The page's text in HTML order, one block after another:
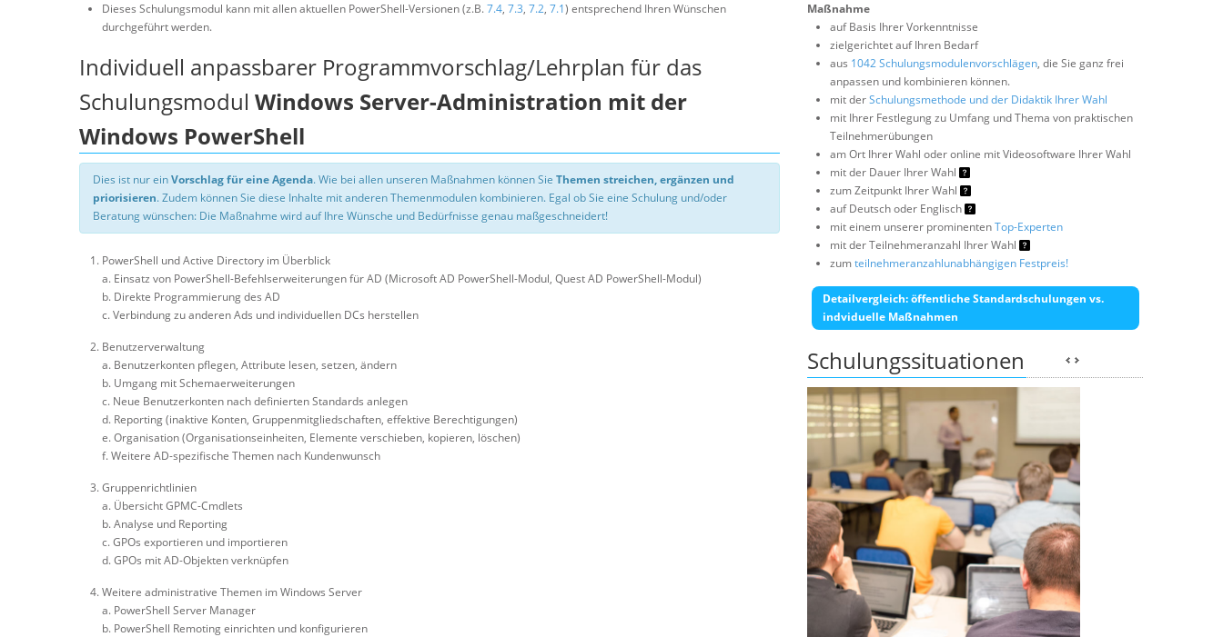
Dieses Schulungsmodul kann mit allen aktuellen PowerShell-Versionen (z.B.7.4, 7.3, 7.2, 7.1) entsprechend Ihren Wünschen
durchgeführt werden.
Individuell anpassbarer Programmvorschlag/Lehrplan für das
Schulungsmodul Windows Server-Administration mit der
Windows PowerShell
Dies ist nur einVorschlag für eine Agenda. Wie bei allen unseren Maßnahmen können Sie Themen streichen, ergänzen und
priorisieren. Zudem können Sie diese Inhalte mit anderen Themenmodulen kombinieren. Egal ob Sie eine Schulung und/oder
Beratung wünschen: Die Maßnahme wird auf Ihre Wünsche und Bedürfnisse genau maßgeschneidert!
PowerShell und Active Directory im Überblick
a. Einsatz von PowerShell-Befehlserweiterungen für AD (Microsoft AD PowerShell-Modul, Quest AD PowerShell-Modul)
b. Direkte Programmierung des AD
c. Verbindung zu anderen Ads und individuellen DCs herstellen
Benutzerverwaltung
a. Benutzerkonten pflegen, Attribute lesen, setzen, ändern
b. Umgang mit Schemaerweiterungen
c. Neue Benutzerkonten nach definierten Standards anlegen
d. Reporting (inaktive Konten, Gruppenmitgliedschaften, effektive Berechtigungen)
e. Organisation (Organisationseinheiten, Elemente verschieben, kopieren, löschen)
f. Weitere AD-spezifische Themen nach Kundenwunsch
Gruppenrichtlinien
a. Übersicht GPMC-Cmdlets
b. Analyse und Reporting
c. GPOs exportieren und importieren
d. GPOs mit AD-Objekten verknüpfen
Weitere administrative Themen im Windows Server
a. PowerShell Server Manager
b. PowerShell Remoting einrichten und konfigurieren
Maßnahme
auf Basis Ihrer Vorkenntnisse
zielgerichtet auf Ihren Bedarf
aus 1042 Schulungsmodulenvorschlägen, die Sie ganz frei
anpassen und kombinieren können.
mit derSchulungsmethode und der Didaktik Ihrer Wahl
mit Ihrer Festlegung zu Umfang und Thema von praktischen
Teilnehmerübungen
am Ort Ihrer Wahl oder online mit Videosoftware Ihrer Wahl
mit der Dauer Ihrer Wahl
zum Zeitpunkt Ihrer Wahl
auf Deutsch oder Englisch
mit einem unserer prominentenTop-Experten
mit der Teilnehmeranzahl Ihrer Wahl
zumteilnehmeranzahlunabhängigen Festpreis!
Detailvergleich: öffentliche Standardschulungen vs.
indviduelle Maßnahmen
Schulungssituationen